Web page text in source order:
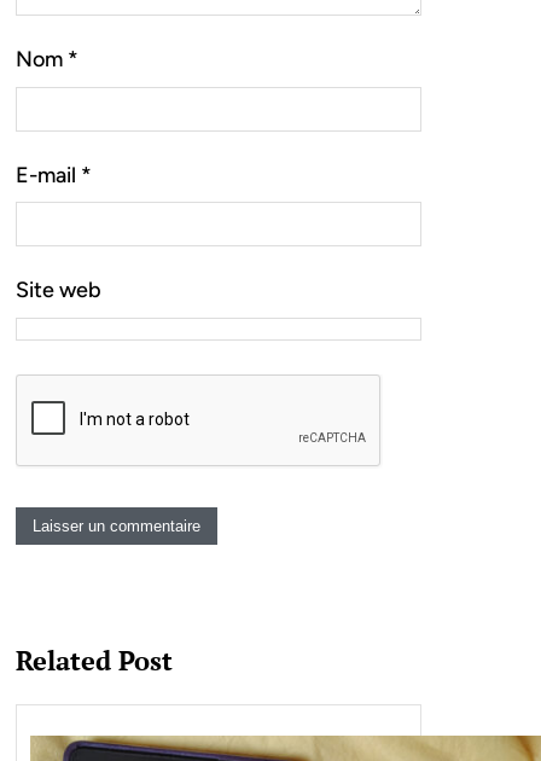
Nom *
E-mail *
Site web
Related Post